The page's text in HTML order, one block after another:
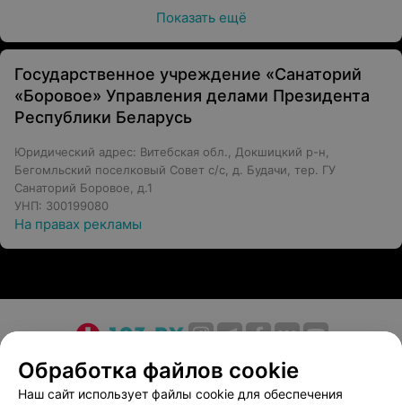
Показать ещё
Государственное учреждение «Санаторий
«Боровое» Управления делами Президента
Республики Беларусь
Юридический адрес: Витебская обл., Докшицкий р-н,
Бегомльский поселковый Совет с/с, д. Будачи, тер. ГУ
Санаторий Боровое, д.1
УНП: 300199080
На правах рекламы
О проекте Новости проекта
Размещение рекламы
Медицинский маркетинг
Публичный договор
Обработка файлов cookie
Наш сайт использует файлы cookie для обеспечения